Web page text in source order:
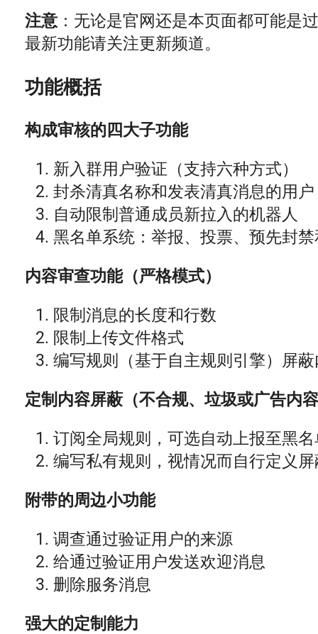
注意：无论是官网还是本页面都可能是
最新功能请关注更新频道。
功能概括
构成审核的四大子功能
新入群用户验证（支持六种方式）
封杀清真名称和发表清真消息的用户
自动限制普通成员新拉入的机器人
黑名单系统：举报、投票、预先封
内容审查功能（严格模式）
限制消息的长度和行数
限制上传文件格式
编写规则（基于自主规则引擎）屏
定制内容屏蔽（不合规、垃圾或广告内
订阅全局规则，可选自动上报至黑
编写私有规则，视情况而自行定义
附带的周边小功能
调查通过验证用户的来源
给通过验证用户发送欢迎消息
删除服务消息
强大的定制能力